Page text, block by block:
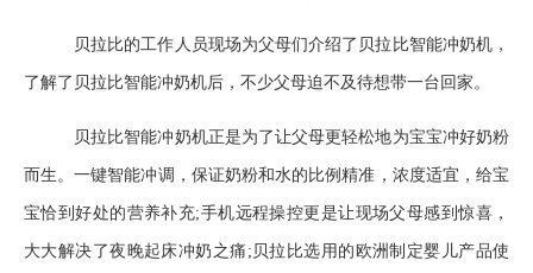
贝拉比的工作人员现场为父母们介绍了贝拉比智能冲奶机，
了解了贝拉比智能冲奶机后，不少父母迫不及待想带一台回家。
贝拉比智能冲奶机正是为了让父母更轻松地为宝宝冲好奶粉
而生。一键智能冲调，保证奶粉和水的比例精准，浓度适宜，给宝
宝恰到好处的营养补充;手机远程操控更是让现场父母感到惊喜，
大大解决了夜晚起床冲奶之痛;贝拉比选用的欧洲制定婴儿产品使